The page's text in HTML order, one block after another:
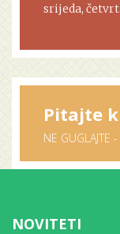
srijeda,
Pitajte
NE GUGLAJTE -
NOVITETI